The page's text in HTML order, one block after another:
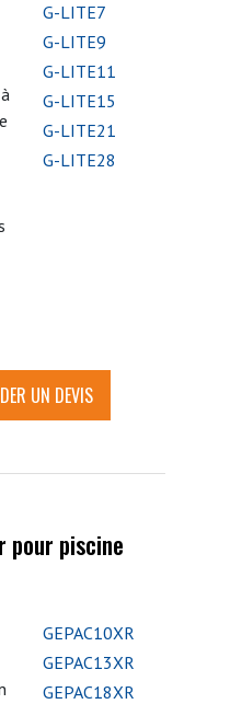
G-LITE7
G-LITE9
G-LITE11
G-LITE15
G-LITE21
G-LITE28
UN DEVIS
pour piscine
GEPAC10XR
GEPAC13XR
GEPAC18XR